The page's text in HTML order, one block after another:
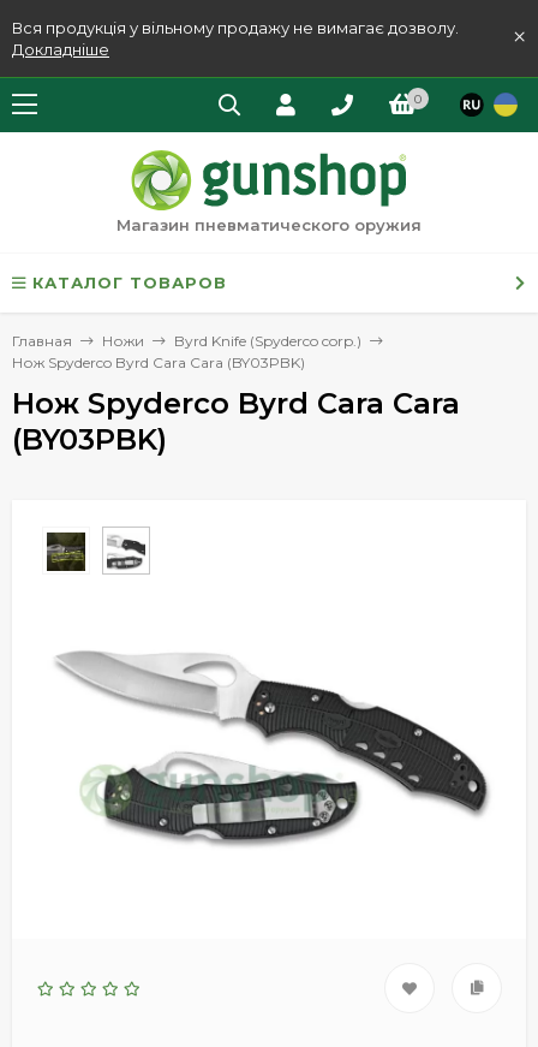
Вся продукція у вільному продажу не вимагає дозволу.
Докладніше
×
0
Магазин пневматического оружия
КАТАЛОГ ТОВАРОВ
Главная Ножи
Byrd Knife (Spyderco corp.)
Нож Spyderco Byrd Cara Cara (BY03PBK)
Нож Spyderco Byrd Cara Cara
(BY03PBK)